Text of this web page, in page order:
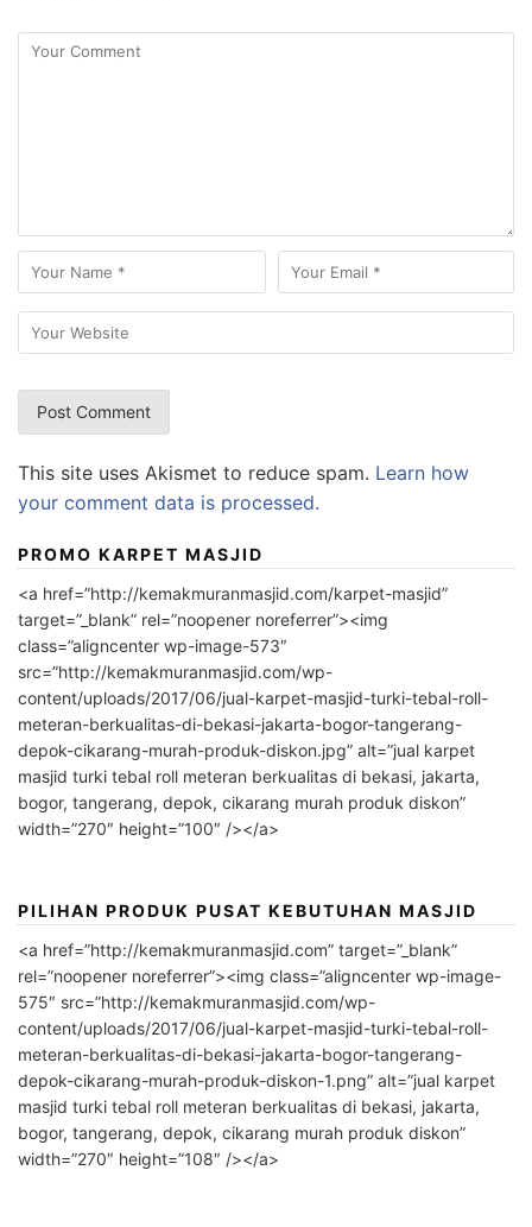
This site uses Akismet to reduce spam. Learn how
your comment data is processed.
PROMO KARPET MASJID
<a href=”http://kemakmuranmasjid.com/karpet-masjid”
target=”_blank” rel=”noopener noreferrer”><img
class=”aligncenter wp-image-573″
src=”http://kemakmuranmasjid.com/wp-
content/uploads/2017/06/jual-karpet-masjid-turki-tebal-roll-
meteran-berkualitas-di-bekasi-jakarta-bogor-tangerang-
depok-cikarang-murah-produk-diskon.jpg” alt=”jual karpet
masjid turki tebal roll meteran berkualitas di bekasi, jakarta,
bogor, tangerang, depok, cikarang murah produk diskon”
width=”270″ height=”100″ /></a>
PILIHAN PRODUK PUSAT KEBUTUHAN MASJID
<a href=”http://kemakmuranmasjid.com” target=”_blank”
rel=”noopener noreferrer”><img class=”aligncenter wp-image-
575″ src=”http://kemakmuranmasjid.com/wp-
content/uploads/2017/06/jual-karpet-masjid-turki-tebal-roll-
meteran-berkualitas-di-bekasi-jakarta-bogor-tangerang-
depok-cikarang-murah-produk-diskon-1.png” alt=”jual karpet
masjid turki tebal roll meteran berkualitas di bekasi, jakarta,
bogor, tangerang, depok, cikarang murah produk diskon”
width=”270″ height=”108″ /></a>